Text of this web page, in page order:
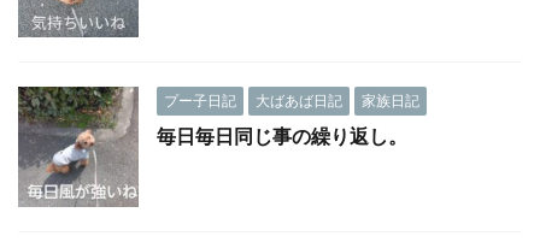
プー子日記 大ばあば日記 家族日記
毎日毎日同じ事の繰り返し。